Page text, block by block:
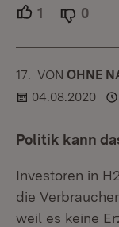
1 Unterstützer.
0
17. KOMMENTAR
VON :OHNE
04.08.2020
Politik kann
Investoren in
die
weil es keine